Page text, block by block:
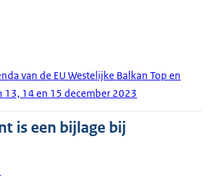
van de EU Westelijke Balkan Top en
13, 14 en 15 december 2023
is een bijlage bij